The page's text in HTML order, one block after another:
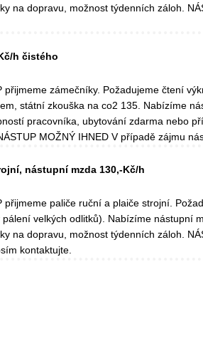
na dopravu, možnost týdenních záloh.
h čistého
přijmeme zámečníky. Požadujeme čtení
státní zkouška na co2 135. Nabízíme
pracovníka, ubytování zdarma nebo
MOŽNÝ IHNED V případě zájmu
nástupní mzda 130,-Kč/h
přijmeme paliče ruční a plaiče strojní.
pálení velkých odlitků). Nabízíme nástupní
na dopravu, možnost týdenních záloh.
kontaktujte.